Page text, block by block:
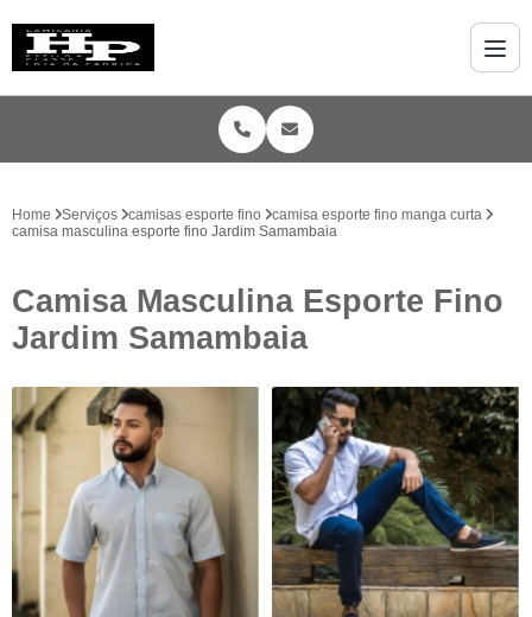
Home Serviços camisas esporte fino
camisa esporte fino manga curta
camisa masculina esporte fino Jardim Samambaia
Camisa Masculina Esporte Fino
Jardim Samambaia